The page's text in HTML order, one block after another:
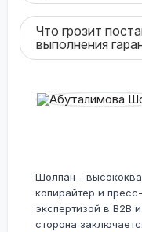
Что грозит
выполнения
Шолпан -
копирайтер и
экспертизой в B2B
сторона